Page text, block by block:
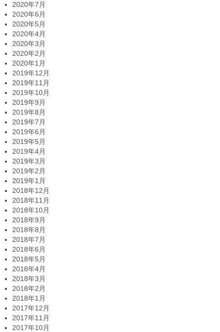
2020年7月
2020年6月
2020年5月
2020年4月
2020年3月
2020年2月
2020年1月
2019年12月
2019年11月
2019年10月
2019年9月
2019年8月
2019年7月
2019年6月
2019年5月
2019年4月
2019年3月
2019年2月
2019年1月
2018年12月
2018年11月
2018年10月
2018年9月
2018年8月
2018年7月
2018年6月
2018年5月
2018年4月
2018年3月
2018年2月
2018年1月
2017年12月
2017年11月
2017年10月